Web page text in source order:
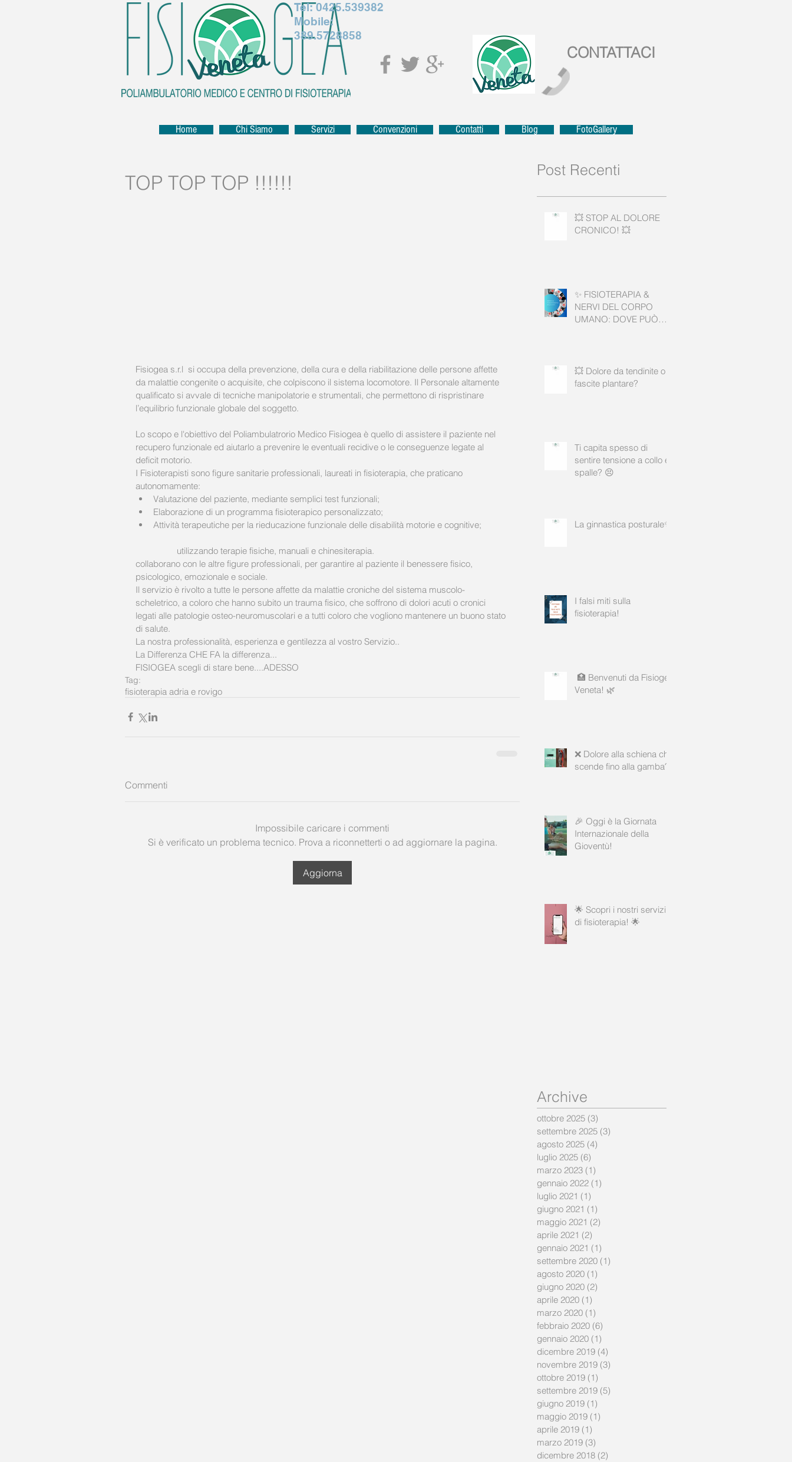
Tel:0425.539382
Mobile:
389.5728858
CONTATTACI
Home Chi Siamo Servizi Convenzioni Contatti Blog FotoGallery
TOP TOP TOP !!!!!!
Fisiogea s.r.l  si occupa della prevenzione, della cura e della riabilitazione delle persone affette
da malattie congenite o acquisite, che colpiscono il sistema locomotore. Il Personale altamente
qualificato si avvale di tecniche manipolatorie e strumentali, che permettono di rispristinare
l’equilibrio funzionale globale del soggetto.
Lo scopo e l'obiettivo del Poliambulatrorio Medico Fisiogea è quello di assistere il paziente nel
recupero funzionale ed aiutarlo a prevenire le eventuali recidive o le conseguenze legate al
deficit motorio.
I Fisioterapisti sono figure sanitarie professionali, laureati in fisioterapia, che praticano
autonomamente:
Valutazione del paziente, mediante semplici test funzionali;
Elaborazione di un programma fisioterapico personalizzato;
Attività terapeutiche per la rieducazione funzionale delle disabilità motorie e cognitive;
	utilizzando terapie fisiche, manuali e chinesiterapia.
collaborano con le altre figure professionali, per garantire al paziente il benessere fisico,
psicologico, emozionale e sociale.
Il servizio è rivolto a tutte le persone affette da malattie croniche del sistema muscolo-
scheletrico, a coloro che hanno subito un trauma fisico, che soffrono di dolori acuti o cronici
legati alle patologie osteo-neuromuscolari e a tutti coloro che vogliono mantenere un buono stato
di salute.
La nostra professionalità, esperienza e gentilezza al vostro Servizio..
La Differenza CHE FA la differenza...
FISIOGEA scegli di stare bene....ADESSO
Tag:
fisioterapia adria e rovigo
Commenti
Impossibile caricare i commenti
Si è verificato un problema tecnico. Prova a riconnetterti o ad aggiornare la pagina.
Aggiorna
Post Recenti
💥 STOP AL DOLORE
CRONICO! 💥
✨ FISIOTERAPIA &
NERVI DEL CORPO
UMANO: DOVE PUÒ
💥 Dolore da tendinite o
fascite plantare?
Ti capita spesso di
sentire tensione a collo e
spalle? 😣
La ginnastica posturale✨
I falsi miti sulla
fisioterapia!
🏥 Benvenuti da Fisiogea
Veneta! 🌿
❌ Dolore alla schiena che
scende fino alla gamba?
🎉 Oggi è la Giornata
Internazionale della
Gioventù!
🌟 Scopri i nostri servizi
di fisioterapia! 🌟
Archive
ottobre 2025 (3)
settembre 2025 (3)
agosto 2025 (4)
luglio 2025 (6)
marzo 2023 (1)
gennaio 2022 (1)
luglio 2021 (1)
giugno 2021 (1)
maggio 2021 (2)
aprile 2021 (2)
gennaio 2021 (1)
settembre 2020 (1)
agosto 2020 (1)
giugno 2020 (2)
aprile 2020 (1)
marzo 2020 (1)
febbraio 2020 (6)
gennaio 2020 (1)
dicembre 2019 (4)
novembre 2019 (3)
ottobre 2019 (1)
settembre 2019 (5)
giugno 2019 (1)
maggio 2019 (1)
aprile 2019 (1)
marzo 2019 (3)
dicembre 2018 (2)